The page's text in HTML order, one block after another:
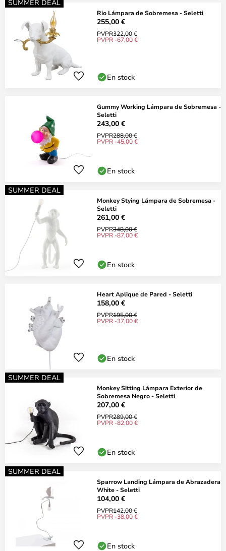
SUMMER DEAL
Rio Lámpara de Sobremesa - Seletti
255,00 €
PVPR322,00 €
PVPR -67,00 €
En stock
Gummy Working Lámpara de Sobremesa -
Seletti
243,00 €
PVPR288,00 €
PVPR -45,00 €
En stock
SUMMER DEAL
Monkey Stying Lámpara de Sobremesa -
Seletti
261,00 €
PVPR348,00 €
PVPR -87,00 €
En stock
Heart Aplique de Pared - Seletti
158,00 €
PVPR195,00 €
PVPR -37,00 €
En stock
SUMMER DEAL
Monkey Sitting Lámpara Exterior de
Sobremesa Negro - Seletti
207,00 €
PVPR289,00 €
PVPR -82,00 €
En stock
SUMMER DEAL
Sparrow Landing Lámpara de Abrazadera
White - Seletti
104,00 €
PVPR142,00 €
PVPR -38,00 €
En stock